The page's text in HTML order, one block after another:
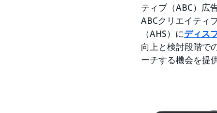
ティブ（ABC）広
ABCクリエイティ
（AHS）にディス
向上と検討段階で
ーチする機会を提